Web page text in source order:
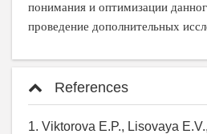
понимания и оптимизации
проведение дополнительных
References
1. Viktorova E.P., Lisovaya